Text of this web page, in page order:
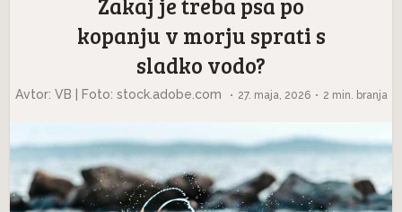
kopanju v morju sprati s
sladko vodo?
Avtor: VB | Foto: stock.adobe.com 27. maja, 2026 2 min. branja